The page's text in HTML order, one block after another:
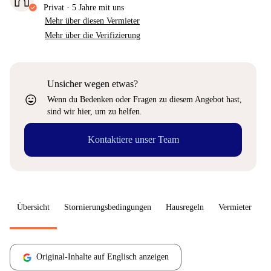
Privat · 5 Jahre mit uns
Mehr über diesen Vermieter
Mehr über die Verifizierung
sentiment_very_satisfied
Unsicher wegen etwas?
Wenn du Bedenken oder Fragen zu diesem Angebot hast,
sind wir hier, um zu helfen.
Kontaktiere unser Team
Übersicht Stornierungsbedingungen Hausregeln Vermieter
Original-Inhalte auf Englisch anzeigen